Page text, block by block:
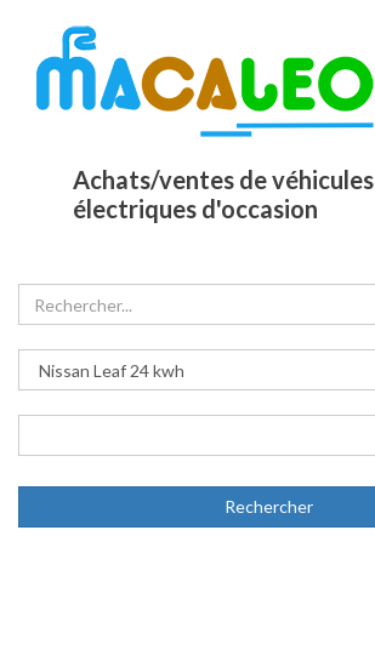
Achats/ventes de véhicules
électriques d'occasion